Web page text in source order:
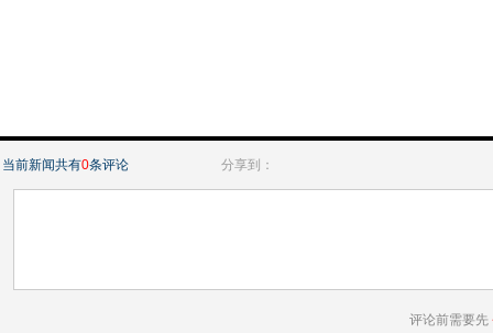
当前新闻共有0条评论 分享到：
评论前需要先